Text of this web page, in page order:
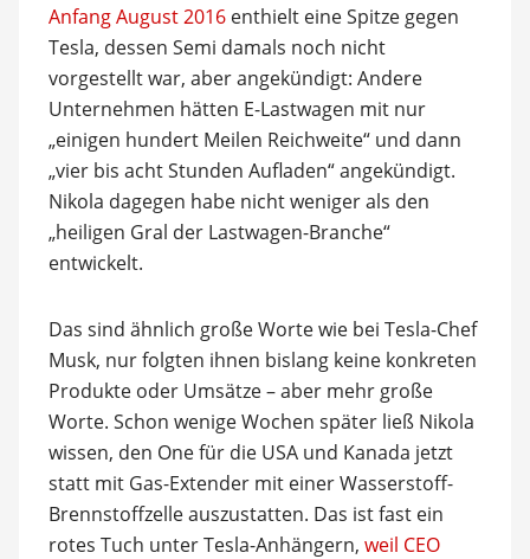
Anfang August 2016enthielt eine Spitze gegen
Tesla, dessen Semi damals noch nicht
vorgestellt war, aber angekündigt: Andere
Unternehmen hätten E-Lastwagen mit nur
„einigen hundert Meilen Reichweite“ und dann
„vier bis acht Stunden Aufladen“ angekündigt.
Nikola dagegen habe nicht weniger als den
„heiligen Gral der Lastwagen-Branche“
entwickelt.
Das sind ähnlich große Worte wie bei Tesla-Chef
Musk, nur folgten ihnen bislang keine konkreten
Produkte oder Umsätze – aber mehr große
Worte. Schon wenige Wochen später ließ Nikola
wissen, den One für die USA und Kanada jetzt
statt mit Gas-Extender mit einer Wasserstoff-
Brennstoffzelle auszustatten. Das ist fast ein
rotes Tuch unter Tesla-Anhängern, weil CEO